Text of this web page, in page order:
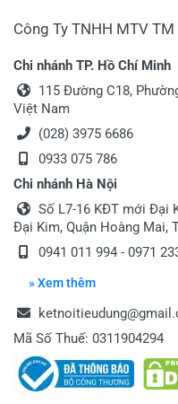
Công Ty TNHH MTV
Chi nhánh TP. Hồ Chí Minh
115 Đường C18,
Việt Nam
(028) 3975 6686
0933 075 786
Chi nhánh Hà Nội
Số L7-16 KĐT mới Đại
Đại Kim, Quận Hoàng Mai,
0941 011 994 - 0971
» Xem thêm
Mã Số Thuế: 0311904294